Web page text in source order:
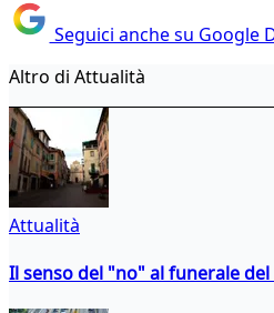
Seguici anche su Google
Altro di Attualità
Attualità
Il senso del "no" al funerale